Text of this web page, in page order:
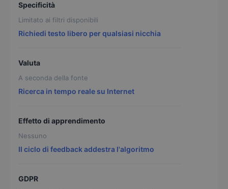
Specificità
Limitato ai filtri disponibili
Richiedi testo libero per qualsiasi nicchia
Valuta
A seconda della fonte
Ricerca in tempo reale su Internet
Effetto di apprendimento
Nessuno
Il ciclo di feedback addestra l'algoritmo
GDPR